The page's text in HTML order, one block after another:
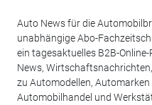
Auto News für die
unabhängige Abo-
ein tagesaktuelles B2B-
News,
zu Automodellen,
Automobilhandel und